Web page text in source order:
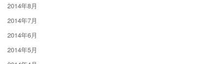
2014年8月
2014年7月
2014年6月
2014年5月